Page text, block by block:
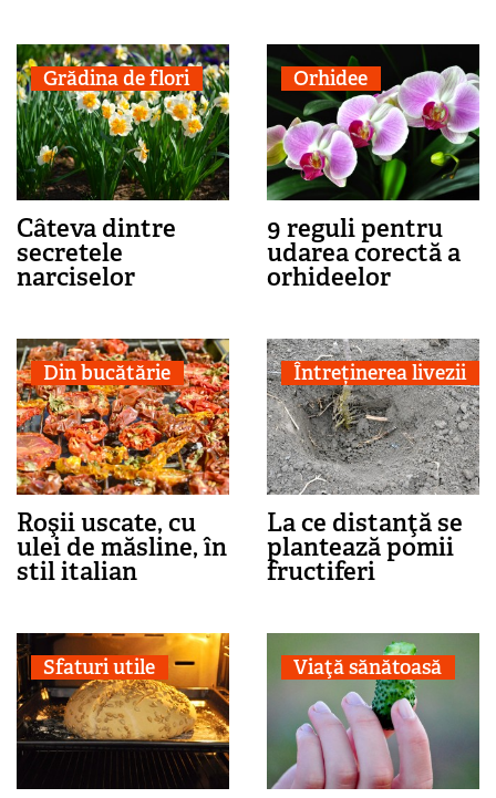
Grădina de flori
Câteva dintre
secretele
narciselor
Orhidee
9 reguli pentru
udarea corectă a
orhideelor
Din bucătărie
Roşii uscate, cu
ulei de măsline, în
stil italian
Întreținerea livezii
La ce distanţă se
plantează pomii
fructiferi
Sfaturi utile Viaţă sănătoasă